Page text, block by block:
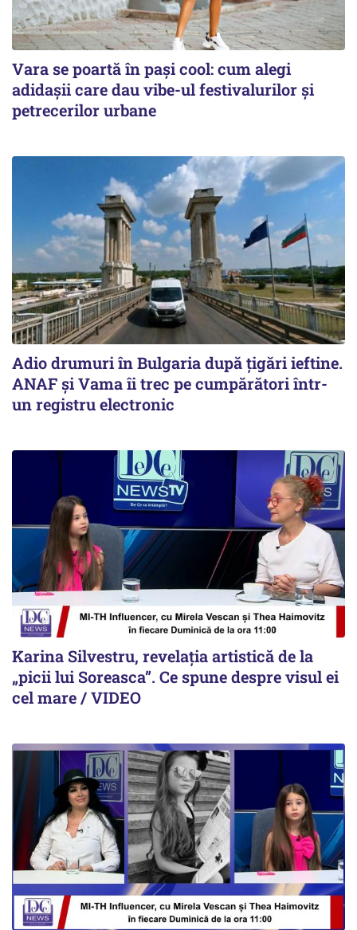
Vara se poartă în pași cool: cum alegi
adidașii care dau vibe-ul festivalurilor și
petrecerilor urbane
Adio drumuri în Bulgaria după țigări ieftine.
ANAF și Vama îi trec pe cumpărători într-
un registru electronic
Karina Silvestru, revelația artistică de la
„picii lui Soreasca”. Ce spune despre visul ei
cel mare / VIDEO